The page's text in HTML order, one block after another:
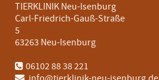
TIERKLINIK Neu-Isenburg
Carl-Friedrich-Gauß-Straße
5
63263 Neu-Isenburg
06102 88 38 221